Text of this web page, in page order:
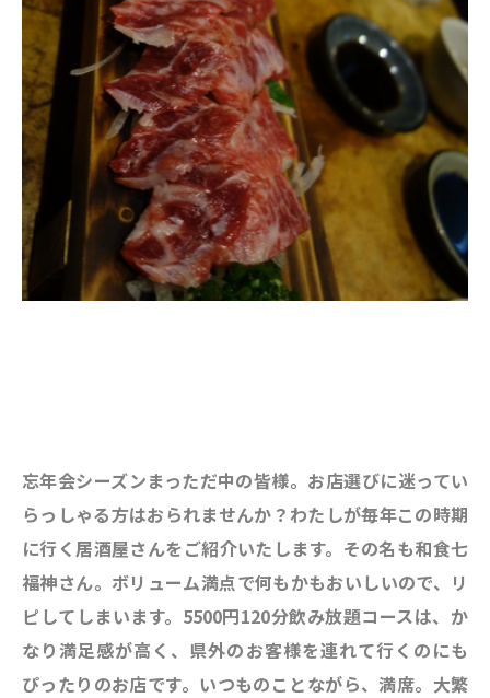
忘年会シーズンまっただ中の皆様。お店選びに迷ってい
らっしゃる方はおられませんか？わたしが毎年この時期
に行く居酒屋さんをご紹介いたします。その名も和食七
福神さん。ボリューム満点で何もかもおいしいので、リ
ピしてしまいます。5500円120分飲み放題コースは、か
なり満足感が高く、県外のお客様を連れて行くのにも
ぴったりのお店です。いつものことながら、満席。大繁